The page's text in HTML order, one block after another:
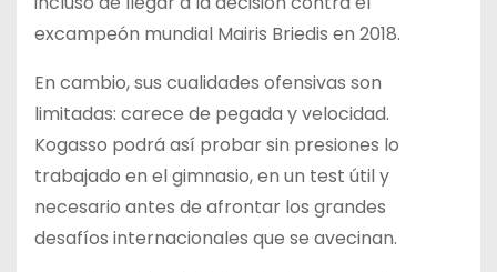
excampeón mundial Mairis Briedis en 2018.
En cambio, sus cualidades ofensivas son
limitadas: carece de pegada y velocidad.
Kogasso podrá así probar sin presiones lo
trabajado en el gimnasio, en un test útil y
necesario antes de afrontar los grandes
desafíos internacionales que se avecinan.